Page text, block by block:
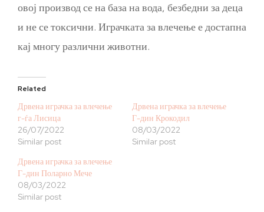
овој производ се на база на вода, безбедни за деца
и не се токсични. Играчката за влечење е достапна
кај многу различни животни.
Related
Дрвена играчка за влечење
г-ѓа Лисица
26/07/2022
Similar post
Дрвена играчка за влечење
Г-дин Крокодил
08/03/2022
Similar post
Дрвена играчка за влечење
Г-дин Поларно Мече
08/03/2022
Similar post